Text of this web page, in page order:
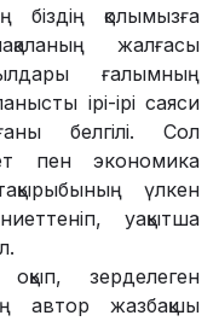
біздің қолымызға
жалғасы
ғалымның
ірі-ірі саяси
белгілі. Сол
пен экономика
үлкен
уақытша
оқып, зерделеген
автор жазбақшы